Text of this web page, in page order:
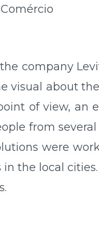
company
visual about
of view, an
from several
were
the local cities.